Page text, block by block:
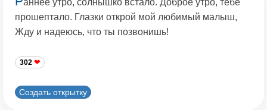
аннее утро, солнышко встало. Доброе утро, тебе
прошептало. Глазки открой мой любимый малыш,
Жду и надеюсь, что ты позвонишь!
302
Создать открытку